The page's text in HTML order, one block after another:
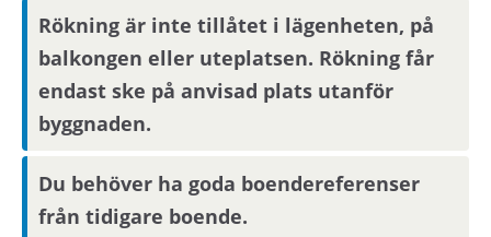
Om du blir aktuell för bostaden behöver du
kontakta din nuvarande hyresvärd och
godkänna att denne lämnar ut
boendereferenser om dig till den nya
hyresvärden.
Om området/kommunikationer
Rökning är inte tillåtet i lägenheten, på
balkongen eller uteplatsen. Rökning får
endast ske på anvisad plats utanför
byggnaden.
Du behöver ha goda boendereferenser
från tidigare boende.